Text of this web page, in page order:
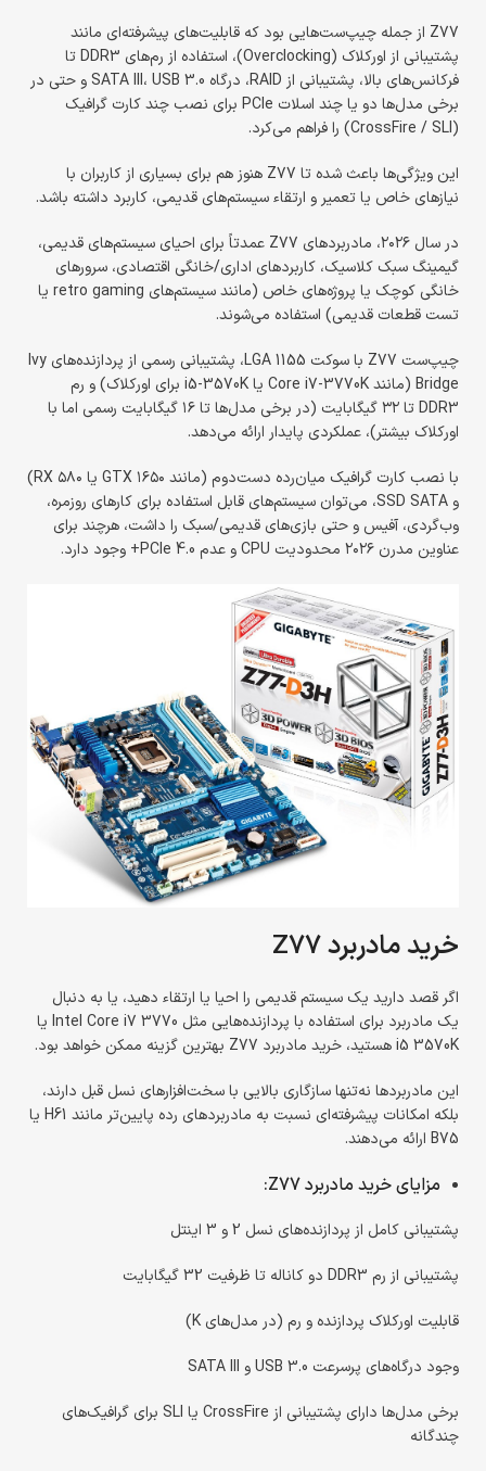
Z77 از جمله چیپ‌ست‌هایی بود که قابلیت‌های پیشرفته‌ای مانند
پشتیبانی از اورکلاک (Overclocking)، استفاده از رم‌های DDR3 تا
فرکانس‌های بالا، پشتیبانی از RAID، درگاه SATA III، USB 3.0 و حتی در
برخی مدل‌ها دو یا چند اسلات PCIe برای نصب چند کارت گرافیک
(CrossFire / SLI) را فراهم می‌کرد.
این ویژگی‌ها باعث شده تا Z77 هنوز هم برای بسیاری از کاربران با
نیازهای خاص یا تعمیر و ارتقاء سیستم‌های قدیمی، کاربرد داشته باشد.
در سال ۲۰۲۶، مادربردهای Z77 عمدتاً برای احیای سیستم‌های قدیمی،
گیمینگ سبک کلاسیک، کاربردهای اداری/خانگی اقتصادی، سرورهای
خانگی کوچک یا پروژه‌های خاص (مانند سیستم‌های retro gaming یا
تست قطعات قدیمی) استفاده می‌شوند.
چیپ‌ست Z77 با سوکت LGA 1155، پشتیبانی رسمی از پردازنده‌های Ivy
Bridge (مانند Core i7-3770K یا i5-3570K برای اورکلاک) و رم
DDR3 تا ۳۲ گیگابایت (در برخی مدل‌ها تا ۱۶ گیگابایت رسمی اما با
اورکلاک بیشتر)، عملکردی پایدار ارائه می‌دهد.
با نصب کارت گرافیک میان‌رده دست‌دوم (مانند GTX ۱۶۵۰ یا RX ۵۸۰)
و SSD SATA، می‌توان سیستم‌های قابل استفاده برای کارهای روزمره،
وب‌گردی، آفیس و حتی بازی‌های قدیمی/سبک را داشت، هرچند برای
عناوین مدرن ۲۰۲۶ محدودیت CPU و عدم PCIe 4.0+ وجود دارد.
خرید مادربرد Z77
اگر قصد دارید یک سیستم قدیمی را احیا یا ارتقاء دهید، یا به دنبال
یک مادربرد برای استفاده با پردازنده‌هایی مثل Intel Core i7 3770 یا
i5 3570K هستید، خرید مادربرد Z77 بهترین گزینه ممکن خواهد بود.
این مادربردها نه‌تنها سازگاری بالایی با سخت‌افزارهای نسل قبل دارند،
بلکه امکانات پیشرفته‌ای نسبت به مادربردهای رده پایین‌تر مانند H61 یا
B75 ارائه می‌دهند.
مزایای خرید مادربرد Z77:
پشتیبانی کامل از پردازنده‌های نسل 2 و 3 اینتل
پشتیبانی از رم DDR3 دو کاناله تا ظرفیت 32 گیگابایت
قابلیت اورکلاک پردازنده و رم (در مدل‌های K)
وجود درگاه‌های پرسرعت USB 3.0 و SATA III
برخی مدل‌ها دارای پشتیبانی از CrossFire یا SLI برای گرافیک‌های
چندگانه